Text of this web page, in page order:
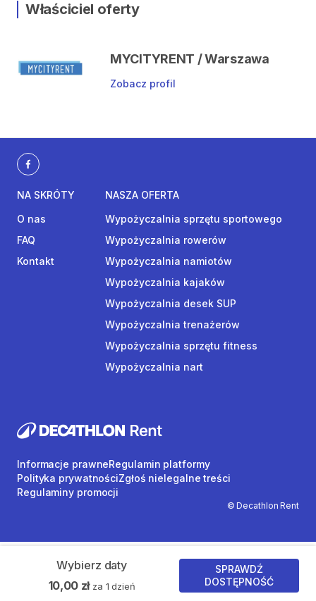
Właściciel oferty
MYCITYRENT / Warszawa
Zobacz profil
Wybierz daty
10,00 zł za 1 dzień
SPRAWDŹ
DOSTĘPNOŚĆ
NA SKRÓTY
O nas
FAQ
Kontakt
NASZA OFERTA
Wypożyczalnia sprzętu sportowego
Wypożyczalnia rowerów
Wypożyczalnia namiotów
Wypożyczalnia kajaków
Wypożyczalnia desek SUP
Wypożyczalnia trenażerów
Wypożyczalnia sprzętu fitness
Wypożyczalnia nart
© Decathlon Rent
Informacje prawneRegulamin platformy
Polityka prywatnościZgłoś nielegalne treści
Regulaminy promocji